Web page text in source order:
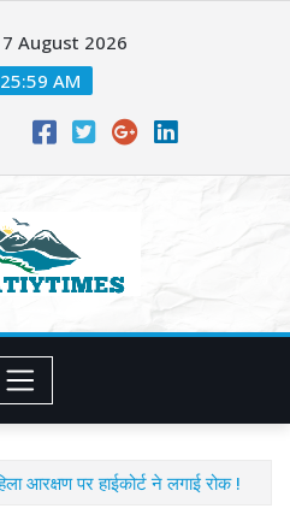
August 2026
AM
आरक्षण पर हाईकोर्ट ने लगाई रोक !